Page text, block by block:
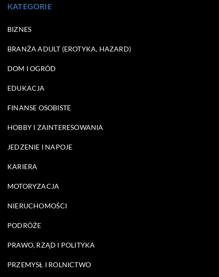
KATEGORIE
BIZNES
BRANŻA ADULT (EROTYKA, HAZARD)
DOM I OGRÓD
EDUKACJA
FINANSE OSOBISTE
HOBBY I ZAINTERESOWANIA
JEDZENIE I NAPOJE
KARIERA
MOTORYZACJA
NIERUCHOMOŚCI
PODRÓŻE
PRAWO, RZĄD I POLITYKA
PRZEMYSŁ I ROLNICTWO